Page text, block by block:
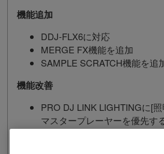
機能追加
DDJ-FLX6に対応
MERGE FX機能を追加
SAMPLE SCRATCH機能を追
機能改善
PRO DJ LINK LIGHTINGに[
マスタープレーヤーを優先す